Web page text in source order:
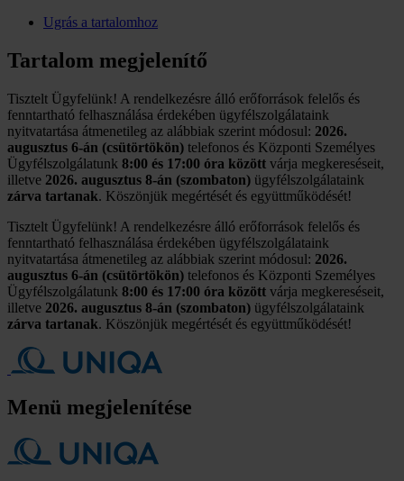
Ugrás a tartalomhoz
Tartalom megjelenítő
Tisztelt Ügyfelünk! A rendelkezésre álló erőforrások felelős és
fenntartható felhasználása érdekében ügyfélszolgálataink
nyitvatartása átmenetileg az alábbiak szerint módosul: 2026.
augusztus 6-án (csütörtökön) telefonos és Központi Személyes
Ügyfélszolgálatunk 8:00 és 17:00 óra között várja megkereséseit,
illetve 2026. augusztus 8-án (szombaton) ügyfélszolgálataink
zárva tartanak. Köszönjük megértését és együttműködését!
Tisztelt Ügyfelünk! A rendelkezésre álló erőforrások felelős és
fenntartható felhasználása érdekében ügyfélszolgálataink
nyitvatartása átmenetileg az alábbiak szerint módosul: 2026.
augusztus 6-án (csütörtökön) telefonos és Központi Személyes
Ügyfélszolgálatunk 8:00 és 17:00 óra között várja megkereséseit,
illetve 2026. augusztus 8-án (szombaton) ügyfélszolgálataink
zárva tartanak. Köszönjük megértését és együttműködését!
Menü megjelenítése